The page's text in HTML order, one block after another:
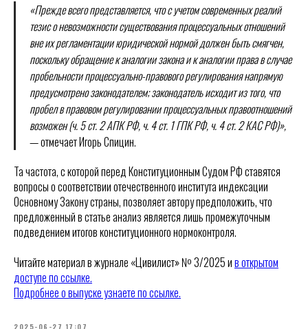
«Прежде всего представляется, что с учетом современных реалий
тезис о невозможности существования процессуальных отношений
вне их регламентации юридической нормой должен быть смягчен,
поскольку обращение к аналогии закона и к аналогии права в случае
пробельности процессуально-правового регулирования напрямую
предусмотрено законодателем; законодатель исходит из того, что
пробел в правовом регулировании процессуальных правоотношений
возможен (ч. 5 ст. 2 АПК РФ, ч. 4 ст. 1 ГПК РФ, ч. 4 ст. 2 КАС РФ)»,
— отмечает Игорь Спицин.
Та частота, с которой перед Конституционным Судом РФ ставятся
вопросы о соответствии отечественного института индексации
Основному Закону страны, позволяет автору предположить, что
предложенный в статье анализ является лишь промежуточным
подведением итогов конституционного нормоконтроля.
Читайте материал в журнале «Цивилист» № 3/2025 ив открытом
доступе по ссылке.
Подробнее о выпуске узнаете по ссылке.
2025-06-27 17:07